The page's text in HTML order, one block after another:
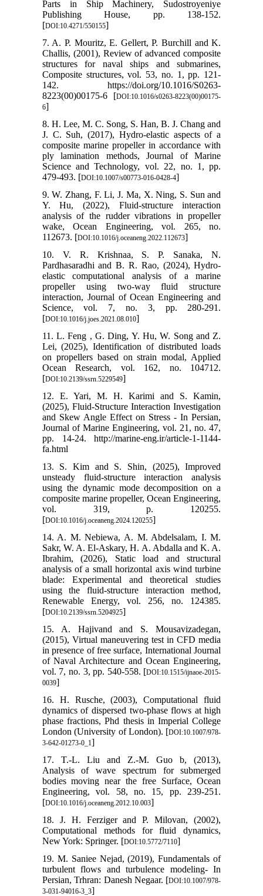
Parts in Ship Machinery, Sudostroyeniye
Publishing House, pp. 138-152.
[DOI:10.4271/550155]
7. A. P. Mouritz, E. Gellert, P. Burchill and K.
Challis, (2001), Review of advanced composite
structures for naval ships and submarines,
Composite structures, vol. 53, no. 1, pp. 121-
142. https://doi.org/10.1016/S0263-
8223(00)00175-6 [DOI:10.1016/s0263-8223(00)00175-
6]
8. H. Lee, M. C. Song, S. Han, B. J. Chang and
J. C. Suh, (2017), Hydro-elastic aspects of a
composite marine propeller in accordance with
ply lamination methods, Journal of Marine
Science and Technology, vol. 22, no. 1, pp.
479-493. [DOI:10.1007/s00773-016-0428-4]
9. W. Zhang, F. Li, J. Ma, X. Ning, S. Sun and
Y. Hu, (2022), Fluid-structure interaction
analysis of the rudder vibrations in propeller
wake, Ocean Engineering, vol. 265, no.
112673. [DOI:10.1016/j.oceaneng.2022.112673]
10. V. R. Krishnaa, S. P. Sanaka, N.
Pardhasaradhi and B. R. Rao, (2024), Hydro-
elastic computational analysis of a marine
propeller using two-way fluid structure
interaction, Journal of Ocean Engineering and
Science, vol. 7, no. 3, pp. 280-291.
[DOI:10.1016/j.joes.2021.08.010]
11. L. Feng , G. Ding, Y. Hu, W. Song and Z.
Lei, (2025), Identification of distributed loads
on propellers based on strain modal, Applied
Ocean Research, vol. 162, no. 104712.
[DOI:10.2139/ssrn.5229549]
12. E. Yari, M. H. Karimi and S. Kamin,
(2025), Fluid-Structure Interaction Investigation
and Skew Angle Effect on Stress - In Persian,
Journal of Marine Engineering, vol. 21, no. 47,
pp. 14-24. http://marine-eng.ir/article-1-1144-
fa.html
13. S. Kim and S. Shin, (2025), Improved
unsteady fluid-structure interaction analysis
using the dynamic mode decomposition on a
composite marine propeller, Ocean Engineering,
vol. 319, p. 120255.
[DOI:10.1016/j.oceaneng.2024.120255]
14. A. M. Nebiewa, A. M. Abdelsalam, I. M.
Sakr, W. A. El-Askary, H. A. Abdalla and K. A.
Ibrahim, (2026), Static load and structural
analysis of a small horizontal axis wind turbine
blade: Experimental and theoretical studies
using the fluid-structure interaction method,
Renewable Energy, vol. 256, no. 124385.
[DOI:10.2139/ssrn.5204925]
15. A. Hajivand and S. Mousavizadegan,
(2015), Virtual maneuvering test in CFD media
in presence of free surface, International Journal
of Naval Architecture and Ocean Engineering,
vol. 7, no. 3, pp. 540-558. [DOI:10.1515/ijnaoe-2015-
0039]
16. H. Rusche, (2003), Computational fluid
dynamics of dispersed two-phase flows at high
phase fractions, Phd thesis in Imperial College
London (University of London). [DOI:10.1007/978-
3-642-01273-0_1]
17. T.-L. Liu and Z.-M. Guo b, (2013),
Analysis of wave spectrum for submerged
bodies moving near the free Surface, Ocean
Engineering, vol. 58, no. 15, pp. 239-251.
[DOI:10.1016/j.oceaneng.2012.10.003]
18. J. H. Ferziger and P. Milovan, (2002),
Computational methods for fluid dynamics,
New York: Springer. [DOI:10.5772/7110]
19. M. Saniee Nejad, (2019), Fundamentals of
turbulent flows and turbulence modeling- In
Persian, Trhran: Danesh Negaar. [DOI:10.1007/978-
3-031-94016-3_3]